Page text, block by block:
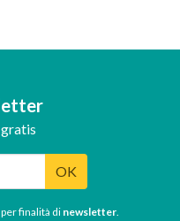
OK
finalità dinewsletter